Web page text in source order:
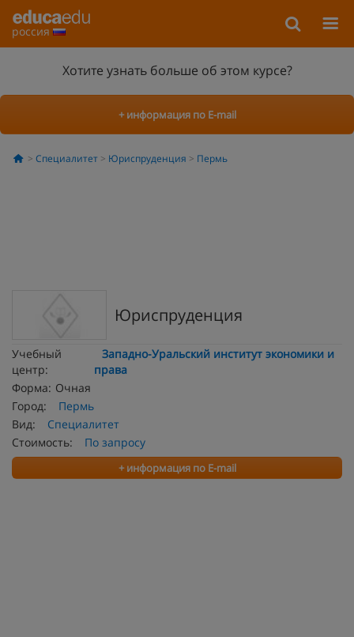
россия
Хотите узнать больше об этом курсе?
+ информация по E-mail
Специалитет Юриспруденция Пермь
Юриспруденция
Учебный
центр:
Западно-Уральский институт экономики и
права
Форма: Очная
Город:
Пермь
Вид:
Специалитет
Стоимость:
По запросу
+ информация по E-mail